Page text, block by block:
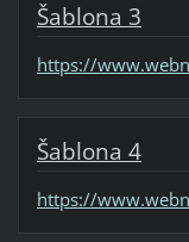
Šablona 3
https://
Šablona 4
https://